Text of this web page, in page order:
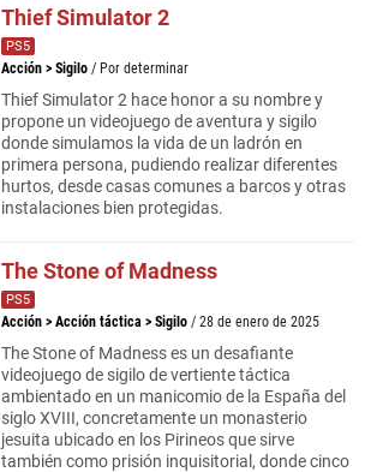
Thief Simulator 2
PS5
Acción > Sigilo / Por determinar
Thief Simulator 2 hace honor a su nombre y
propone un videojuego de aventura y sigilo
donde simulamos la vida de un ladrón en
primera persona, pudiendo realizar diferentes
hurtos, desde casas comunes a barcos y otras
instalaciones bien protegidas.
The Stone of Madness
PS5
Acción > Acción táctica > Sigilo / 28 de enero de 2025
The Stone of Madness es un desafiante
videojuego de sigilo de vertiente táctica
ambientado en un manicomio de la España del
siglo XVIII, concretamente un monasterio
jesuita ubicado en los Pirineos que sirve
también como prisión inquisitorial, donde cinco